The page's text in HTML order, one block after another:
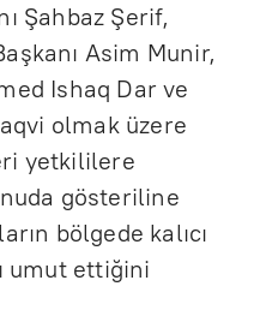
Şahbaz Şerif,
Asim Munir,
Ishaq Dar ve
olmak üzere
yetkililere
gösteriline
bölgede kalıcı
umut ettiğini